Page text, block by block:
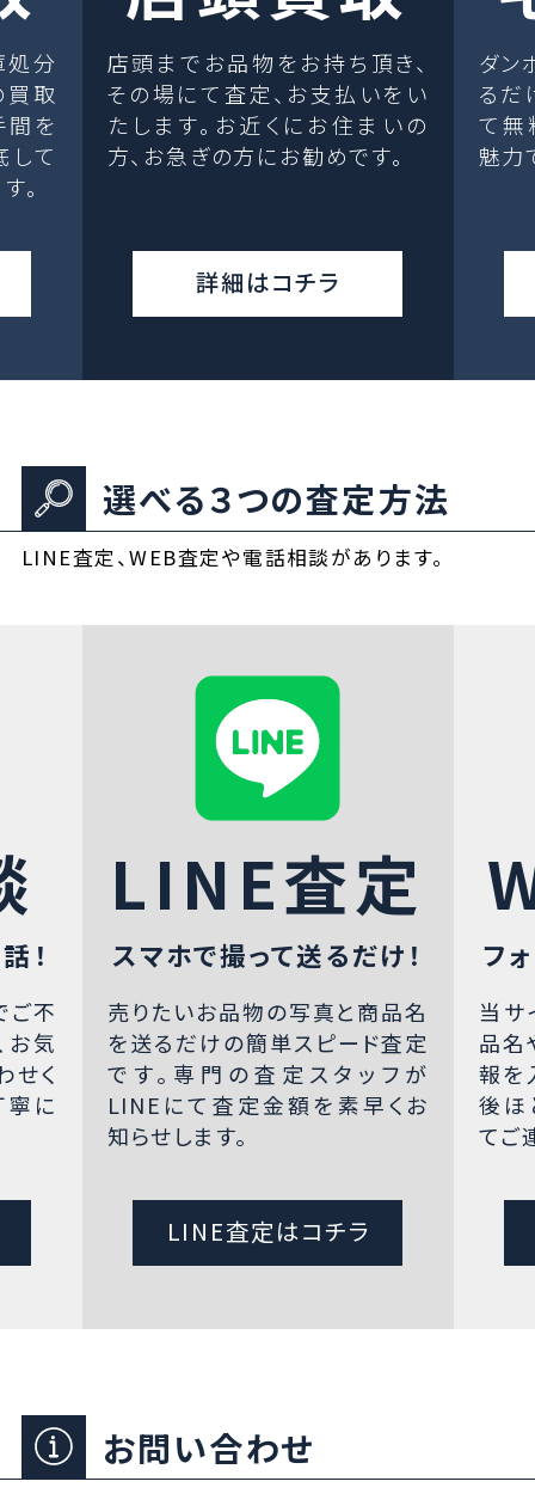
処分
取
間を
して
。
店頭までお品物をお持ち頂き、
その場にて査定、お支払いをい
たします。お近くにお住まいの
方、お急ぎの方にお勧めです。
詳細はコチラ
ダン
るだ
て無
魅力
選べる３つの査定方法
LINE査定、WEB査定や電話相談があります。
！
ご不
お気
せく
寧に
LINE査定
スマホで撮って送るだけ！
売りたいお品物の写真と商品名
を送るだけの簡単スピード査定
です。専門の査定スタッフが
LINEにて査定金額を素早くお
知らせします。
LINE査定はコチラ
フ
当サ
品名
報を
後ほ
てご
お問い合わせ